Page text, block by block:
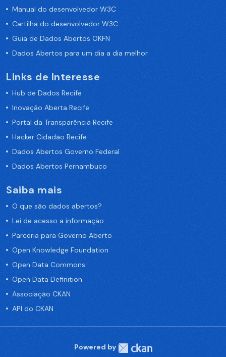
Manual do desenvolvedor W3C
Cartilha do desenvolvedor W3C
Guia de Dados Abertos OKFN
Dados Abertos para um dia a dia melhor
Links de Interesse
Hub de Dados Recife
Inovação Aberta Recife
Portal da Transparência Recife
Hacker Cidadão Recife
Dados Abertos Governo Federal
Dados Abertos Pernambuco
Saiba mais
O que são dados abertos?
Lei de acesso a informação
Parceria para Governo Aberto
Open Knowledge Foundation
Open Data Commons
Open Data Definition
Associação CKAN
API do CKAN
Powered by